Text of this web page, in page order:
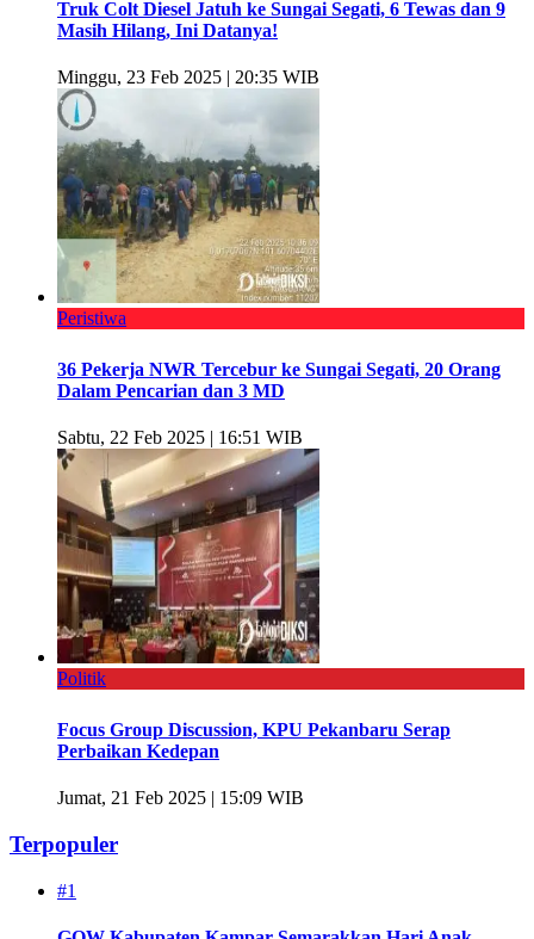
Truk Colt Diesel Jatuh ke Sungai Segati, 6 Tewas dan 9
Masih Hilang, Ini Datanya!
Minggu, 23 Feb 2025 | 20:35 WIB
Peristiwa
36 Pekerja NWR Tercebur ke Sungai Segati, 20 Orang
Dalam Pencarian dan 3 MD
Sabtu, 22 Feb 2025 | 16:51 WIB
Politik
Focus Group Discussion, KPU Pekanbaru Serap
Perbaikan Kedepan
Jumat, 21 Feb 2025 | 15:09 WIB
Terpopuler
#1